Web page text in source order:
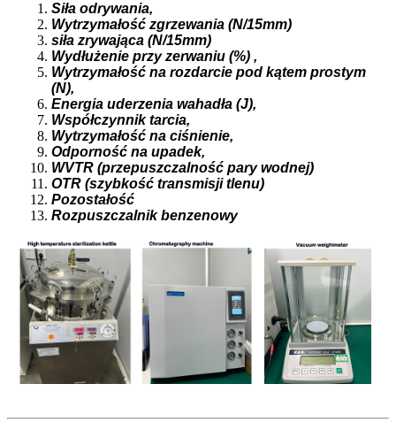
Siła odrywania,
Wytrzymałość zgrzewania (N/15mm)
siła zrywająca (N/15mm)
Wydłużenie przy zerwaniu (%) ,
Wytrzymałość na rozdarcie pod kątem prostym
(N),
Energia uderzenia wahadła (J),
Współczynnik tarcia,
Wytrzymałość na ciśnienie,
Odporność na upadek,
WVTR (przepuszczalność pary wodnej)
OTR (szybkość transmisji tlenu)
Pozostałość
Rozpuszczalnik benzenowy